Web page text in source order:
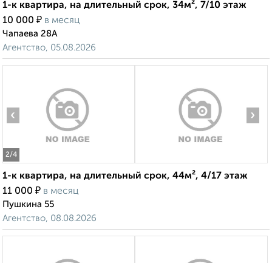
1-к квартира, на длительный срок, 34м², 7/10 этаж
10 000 ₽ в месяц
Чапаева 28А
Агентство, 05.08.2026
2/4
‹ ›
1-к квартира, на длительный срок, 44м², 4/17 этаж
11 000 ₽ в месяц
Пушкина 55
Агентство, 08.08.2026